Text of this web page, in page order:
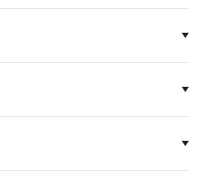
среды;
и доли рынка